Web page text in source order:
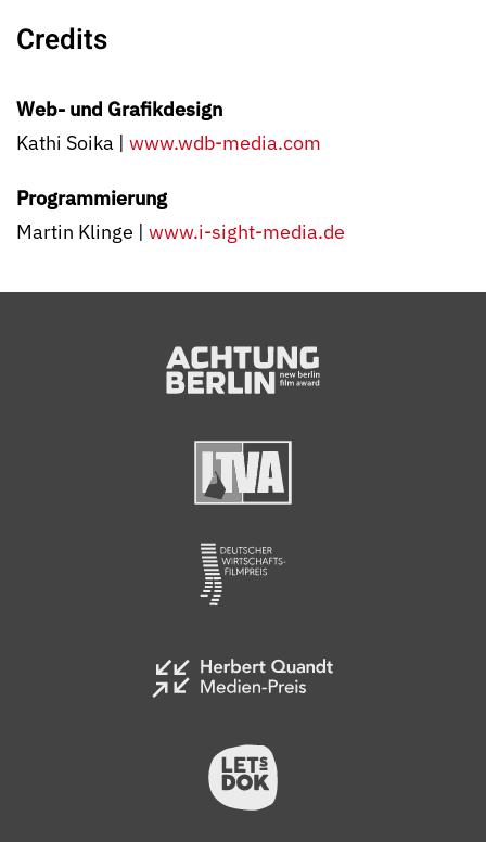
Credits
Web- und Grafikdesign
Kathi Soika | www.wdb-media.com
Programmierung
Martin Klinge | www.i-sight-media.de